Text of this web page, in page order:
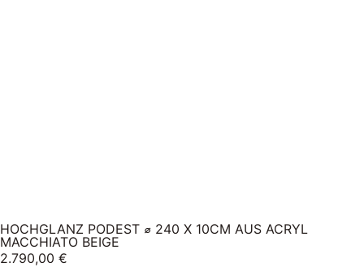
HOCHGLANZ PODEST ⌀ 240 X 10CM AUS ACRYL
MACCHIATO BEIGE
2.790,00 €